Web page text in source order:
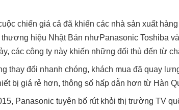
chiến giá cả đã khiến các nhà sản xuất
hiệu Nhật Bản nhưPanasonic Toshiba
các công ty này khiến những đối thủ đến từ
thay đổi nhanh chóng, khách mua đã quay
bị giá rẻ hơn, thông số hấp dẫn hơn từ Hàn
Panasonic tuyên bố rút khỏi thị trường TV